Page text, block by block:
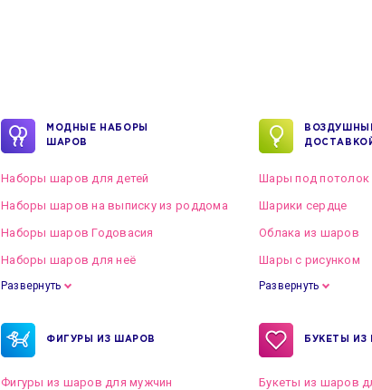
МОДНЫЕ НАБОРЫ
ШАРОВ
Наборы шаров для детей
Наборы шаров на выписку из роддома
Наборы шаров Годовасия
Наборы шаров для неё
Развернуть
Шары под потолок
Шарики сердце
Облака из шаров
Шары с рисунком
Развернуть
ФИГУРЫ ИЗ ШАРОВ
Фигуры из шаров для мужчин
БУКЕТЫ ИЗ
Букеты из шаров